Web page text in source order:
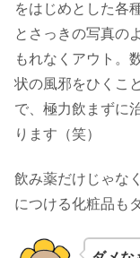
をはじめとした各
とさっきの写真の
もれなくアウト。
状の風邪をひくこ
で、極力飲まずに
ります（笑）
飲み薬だけじゃな
につける化粧品も